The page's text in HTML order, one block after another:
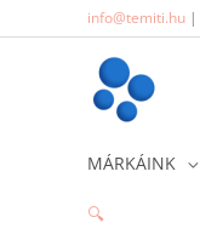
to
info@temiti.hu |
MÁRKÁINK
🔍